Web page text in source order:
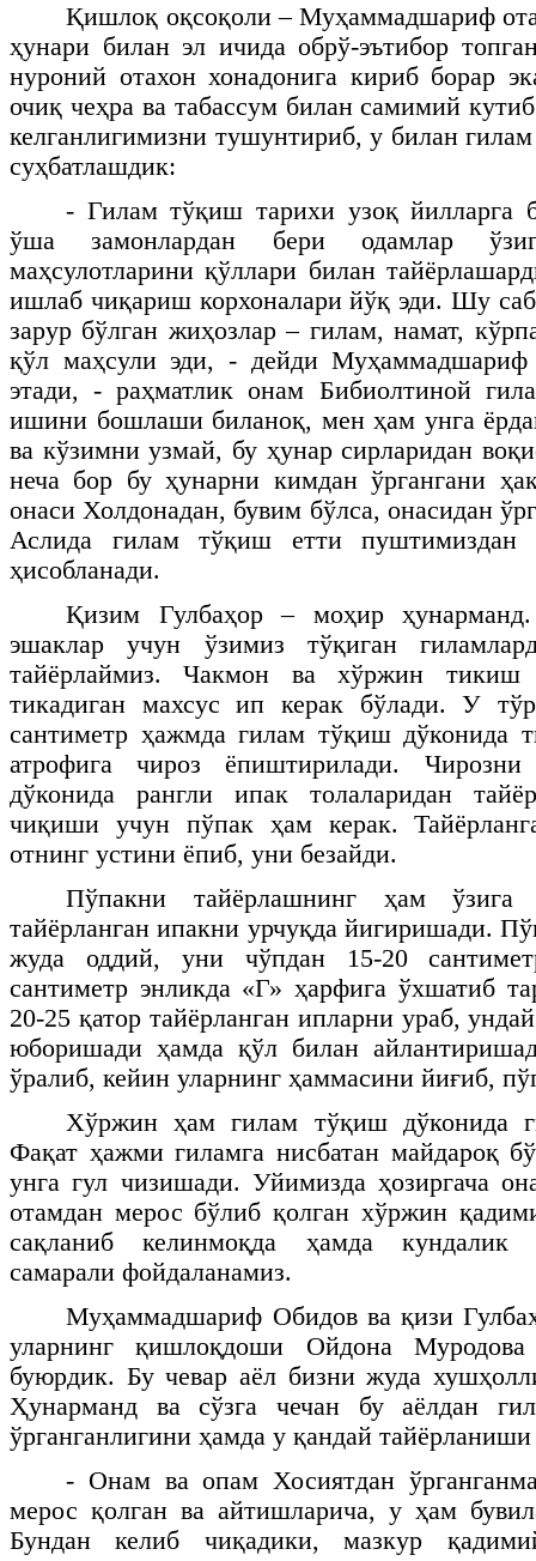
Қишлоқ оқсоқоли – Муҳаммадшариф
ҳунари билан эл ичида обрў-эътибор
нуроний отахон хонадонига кириб борар
очиқ чеҳра ва табассум билан самимий
келганлигимизни тушунтириб, у билан
суҳбатлашдик:
- Гилам тўқиш тарихи узоқ йилларга
ўша замонлардан бери одамлар
маҳсулотларини қўллари билан
ишлаб чиқариш корхоналари йўқ эди. Шу
зарур бўлган жиҳозлар – гилам, намат,
қўл маҳсули эди, - дейди Муҳаммадшариф
этади, - раҳматлик онам Бибиолтиной
ишини бошлаши биланоқ, мен ҳам унга
ва кўзимни узмай, бу ҳунар сирларидан
неча бор бу ҳунарни кимдан ўргангани
онаси Холдонадан, бувим бўлса, онасидан
Аслида гилам тўқиш етти пуштимиздан
ҳисобланади.
Қизим Гулбаҳор – моҳир
эшаклар учун ўзимиз тўқиган
тайёрлаймиз. Чакмон ва хўржин
тикадиган махсус ип керак бўлади. У
сантиметр ҳажмда гилам тўқиш дўконида
атрофига чироз ёпиштирилади. Чирозни
дўконида рангли ипак толаларидан
чиқиши учун пўпак ҳам керак.
отнинг устини ёпиб, уни безайди.
Пўпакни тайёрлашнинг ҳам
тайёрланган ипакни урчуқда йигиришади.
жуда оддий, уни чўпдан 15-20
сантиметр энликда «Г» ҳарфига ўхшатиб
20-25 қатор тайёрланган ипларни ураб,
юборишади ҳамда қўл билан
ўралиб, кейин уларнинг ҳаммасини йиғиб,
Хўржин ҳам гилам тўқиш дўконида
Фақат ҳажми гиламга нисбатан майдароқ
унга гул чизишади. Уйимизда ҳозиргача
отамдан мерос бўлиб қолган хўржин
сақланиб келинмоқда ҳамда кундалик
самарали фойдаланамиз.
Муҳаммадшариф Обидов ва қизи
уларнинг қишлоқдоши Ойдона
буюрдик. Бу чевар аёл бизни жуда
Ҳунарманд ва сўзга чечан бу аёлдан
ўрганганлигини ҳамда у қандай
- Онам ва опам Хосиятдан
мерос қолган ва айтишларича, у ҳам
Бундан келиб чиқадики, мазкур